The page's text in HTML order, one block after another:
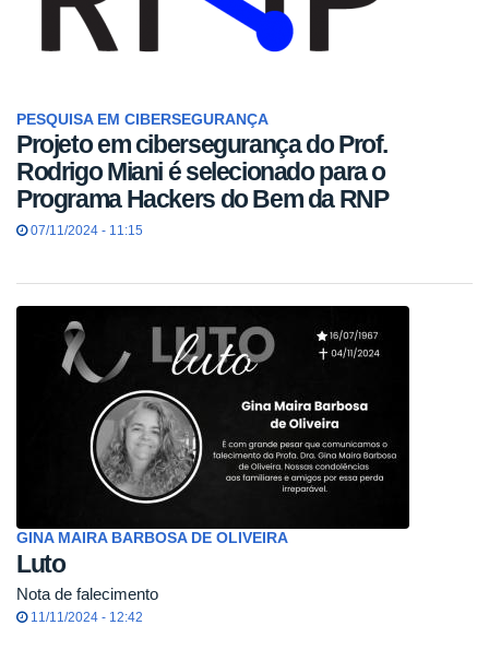
PESQUISA EM CIBERSEGURANÇA
Projeto em cibersegurança do Prof.
Rodrigo Miani é selecionado para o
Programa Hackers do Bem da RNP
07/11/2024 - 11:15
GINA MAIRA BARBOSA DE OLIVEIRA
Luto
Nota de falecimento
11/11/2024 - 12:42